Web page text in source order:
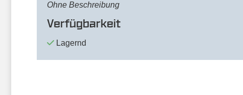
Ohne Beschreibung
Verfügbarkeit
Lagernd